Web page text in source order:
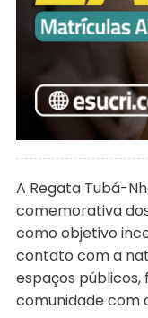
A Regata Tubá-
comemorativa
como objetivo
contato com a
espaços
comunidade com